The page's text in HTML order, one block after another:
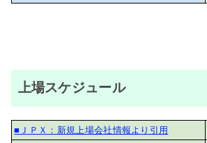
上場スケジュール
■ＪＰＸ：新規上場会社情報より引用